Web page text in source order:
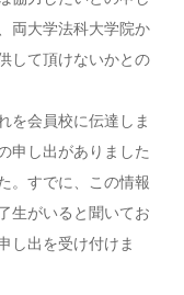
両大学法科大学院か
して頂けないかとの
を会員校に伝達しま
申し出がありました
。すでに、この情報
生がいると聞いてお
し出を受け付けま